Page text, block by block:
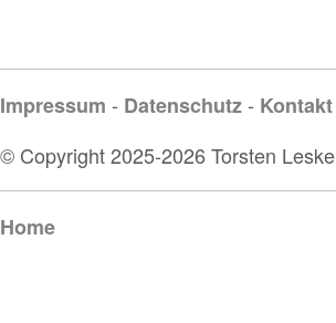
Impressum - Datenschutz- Kontakt
© Copyright 2025-2026 Torsten Leske
Home